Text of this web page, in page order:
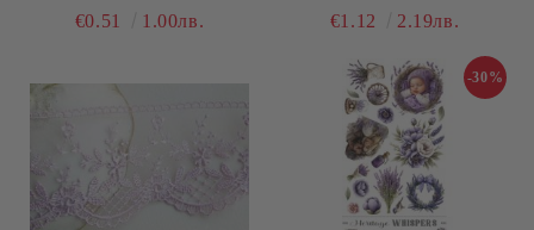
€0.51
1.00лв.
€1.12
2.19лв.
-30%